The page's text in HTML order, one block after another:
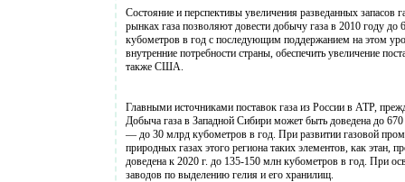
Состояние и перспективы увеличения разведанных
рынках газа позволяют довести добычу газа в 2010 году
кубометров в год с последующим поддержанием на этом
внутренние потребности страны, обеспечить увеличение
также США.
Главными источниками поставок газа из России в АТР,
Добыча газа в Западной Сибири может быть доведена до
— до 30 млрд кубометров в год. При развитии газовой
природных газах этого региона таких элементов, как
доведена к 2020 г. до 135-150 млн кубометров в год. При
заводов по выделению гелия и его хранилищ.